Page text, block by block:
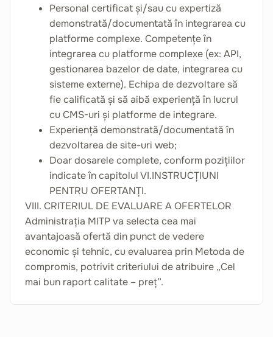
Personal certificat și/sau cu expertiză
demonstrată/documentată în integrarea cu
platforme complexe. Competențe în
integrarea cu platforme complexe (ex: API,
gestionarea bazelor de date, integrarea cu
sisteme externe). Echipa de dezvoltare să
fie calificată și să aibă experiență în lucrul
cu CMS-uri și platforme de integrare.
Experiență demonstrată/documentată în
dezvoltarea de site-uri web;
Doar dosarele complete, conform pozițiilor
indicate în capitolul VI.INSTRUCȚIUNI
PENTRU OFERTANȚI.
VIII. CRITERIUL DE EVALUARE A OFERTELOR
Administrația MITP va selecta cea mai
avantajoasă ofertă din punct de vedere
economic și tehnic, cu evaluarea prin Metoda de
compromis, potrivit criteriului de atribuire „Cel
mai bun raport calitate – preț”.